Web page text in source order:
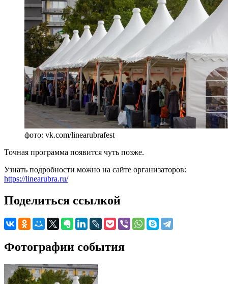
фото: vk.com/linearubrafest
Точная программа появится чуть позже.
Узнать подробности можно на сайте организаторов:
https://linearubra.ru/
Поделиться ссылкой
Фотографии события